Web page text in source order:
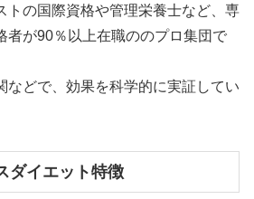
トの国際資格や管理栄養士など、専
者が90％以上在職ののプロ集団で
などで、効果を科学的に実証してい
ダイエット特徴